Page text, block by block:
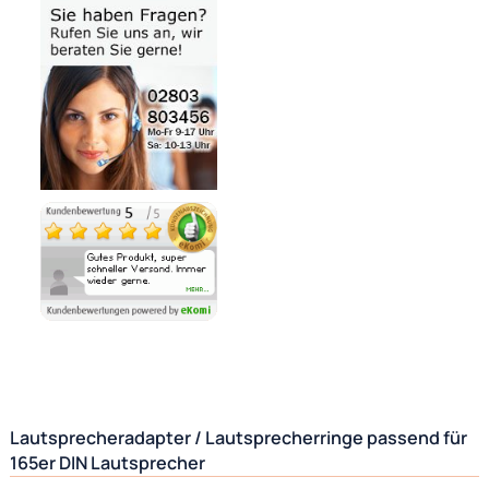
Bezahlmöglichkeiten
Auf Lager
Lieferzeit 1 - 3 Tage
Ähnliche Produkte anzeigen